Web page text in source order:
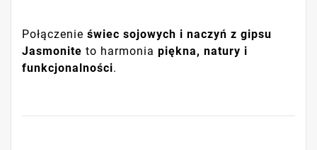
Połączenie świec sojowych i naczyń z gipsu
Jasmonite to harmonia piękna, natury i
funkcjonalności.